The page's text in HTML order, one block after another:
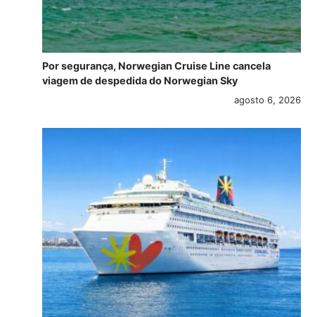
Por segurança, Norwegian Cruise Line cancela
viagem de despedida do Norwegian Sky
agosto 6, 2026